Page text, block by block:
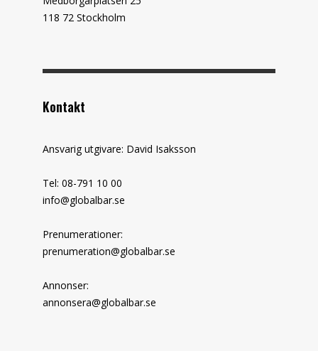
118 72 Stockholm
Kontakt
Ansvarig utgivare: David Isaksson
Tel: 08-791 10 00
info@globalbar.se
Prenumerationer:
prenumeration@globalbar.se
Annonser:
annonsera@globalbar.se